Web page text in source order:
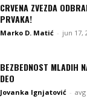
CRVENA ZVEZDA
PRVAKA!
Marko D. Matić - jun 17,
BEZBEDNOST MLADIH
DEO
Jovanka Ignjatović -